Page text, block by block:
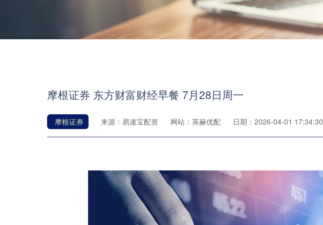
摩根证券 东方财富财经早餐 7月28日周一
摩根证券 来源：易速宝配资 网站：英赫优配 日期：2026-04-01 17:34:30